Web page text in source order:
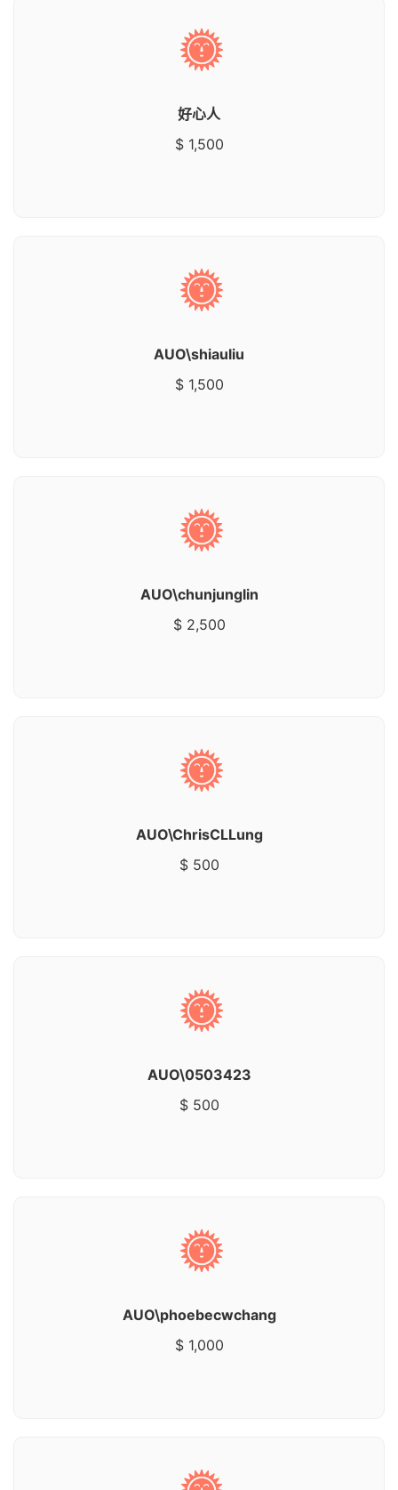
好心人
$ 1,500
AUO\shiauliu
$ 1,500
AUO\chunjunglin
$ 2,500
AUO\ChrisCLLung
$ 500
AUO\0503423
$ 500
AUO\phoebecwchang
$ 1,000